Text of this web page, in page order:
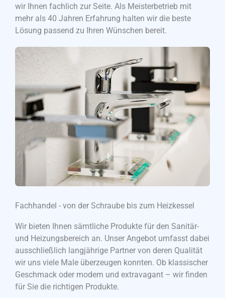
wir Ihnen fachlich zur Seite. Als Meisterbetrieb mit
mehr als 40 Jahren Erfahrung halten wir die beste
Lösung passend zu Ihren Wünschen bereit.
Fachhandel - von der Schraube bis zum Heizkessel
Wir bieten Ihnen sämtliche Produkte für den Sanitär-
und Heizungsbereich an. Unser Angebot umfasst dabei
ausschließlich langjährige Partner von deren Qualität
wir uns viele Male überzeugen konnten. Ob klassischer
Geschmack oder modern und extravagant – wir finden
für Sie die richtigen Produkte.